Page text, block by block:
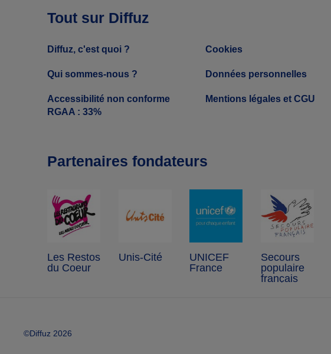
Tout sur Diffuz
Diffuz, c'est quoi ?
Qui sommes-nous ?
Accessibilité non conforme
RGAA : 33%
Cookies
Données personnelles
Mentions légales et CGU
Partenaires fondateurs
Les Restos
du Coeur
Unis-Cité
UNICEF
France
Secours
populaire
français
©Diffuz 2026